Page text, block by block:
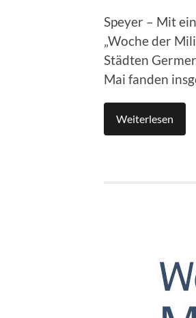
Speyer – Mit
„Woche der
Städten
Mai fanden
Weiterlesen